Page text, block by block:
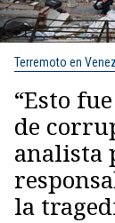
Terremoto en
“Esto
de
analista
la